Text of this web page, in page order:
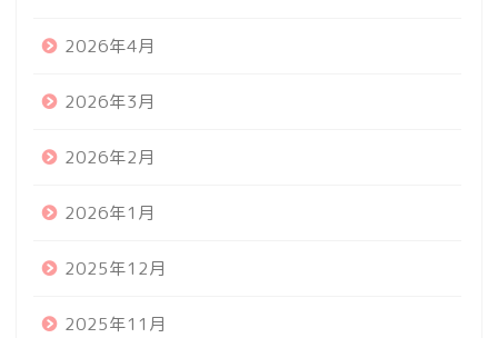
2026年4月
2026年3月
2026年2月
2026年1月
2025年12月
2025年11月